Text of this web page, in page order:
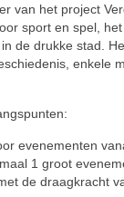
van het project
sport en spel,
de drukke stad.
enkele
evenementen
1 groot
de draagkracht